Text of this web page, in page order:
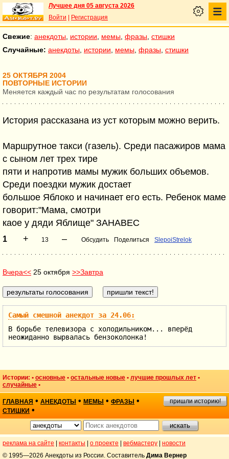
Лучшее дня 05 августа 2026
Войти
Регистрация
Свежие: анекдоты истории мемы фразы стишки
Случайные: анекдоты истории мемы фразы стишки
25 ОКТЯБРЯ 2004
ПОВТОРНЫЕ ИСТОРИИ
Меняется каждый час по результатам голосования
История рассказана из уст которым можно верить.
Маршрутное такси (газель). Среди пасажиров мама
с сыном лет трех тире
пяти и напротив мамы мужик больших объемов.
Среди поездки мужик достает
большое Яблоко и начинает его есть. Ребенок маме
говорит:"Мама, смотри
каое у дяди Яблище" ЗАНАВЕС
1 + 13 – Обсудить Поделиться SlepoiStrelok
Вчера<< 25 октября >>Завтра
Самый смешной анекдот за 24.06:
В борьбе телевизора с холодильником... вперёд
неожиданно вырвалась бензоколонка!
Истории: • основные • остальные новые • лучшие прошлых лет •
случайные •
ГЛАВНАЯ • АНЕКДОТЫ • МЕМЫ • ФРАЗЫ •
СТИШКИ •
пришли историю!
реклама на сайте контакты о проекте вебмастеру
новости
© 1995—2026 Анекдоты из России. Составитель Дима Вернер